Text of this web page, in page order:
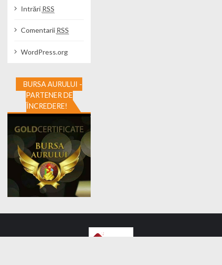
Intrări RSS
Comentarii RSS
WordPress.org
BURSA AURULUI -
PARTENER DE
ÎNCREDERE!